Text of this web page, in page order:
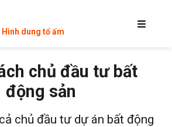
Hình dung tổ ấm
chủ đầu tư bất
động sản
chủ đầu tư dự án bất động